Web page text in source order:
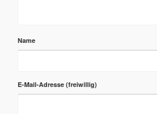
Name
E-Mail-Adresse